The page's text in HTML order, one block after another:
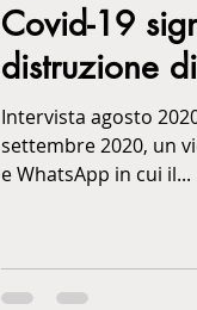
Covid-19
distruzione
Intervista agosto
settembre 2020, un
e WhatsApp in cui il...